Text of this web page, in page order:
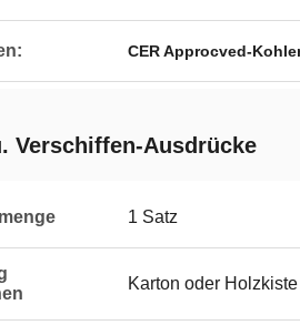
CER Approcved-
Verschiffen-Ausdrücke
1 Satz
Karton oder Holzkiste